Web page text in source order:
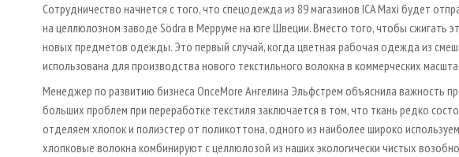
Сотрудничество начнется с того, что спецодежда из 89 магазинов ICA Maxi будет
на целлюлозном заводе Södra в Мерруме на юге Швеции. Вместо того, чтобы сжигать
новых предметов одежды. Это первый случай, когда цветная рабочая одежда из
использована для производства нового текстильного волокна в коммерческих
Менеджер по развитию бизнеса OnceMore Ангелина Эльфстрем объяснила важность
больших проблем при переработке текстиля заключается в том, что ткань редко
отделяем хлопок и полиэстер от поликоттона, одного из наиболее широко
хлопковые волокна комбинируют с целлюлозой из наших экологически чистых